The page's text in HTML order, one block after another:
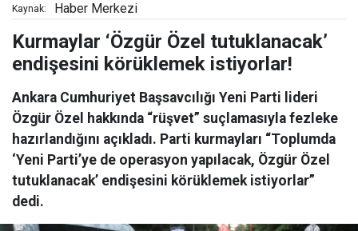
Kaynak: Haber Merkezi
Kurmaylar ‘Özgür Özel tutuklanacak’
endişesini körüklemek istiyorlar!
Ankara Cumhuriyet Başsavcılığı Yeni Parti lideri
Özgür Özel hakkında “rüşvet” suçlamasıyla fezleke
hazırlandığını açıkladı. Parti kurmayları “Toplumda
‘Yeni Parti’ye de operasyon yapılacak, Özgür Özel
tutuklanacak’ endişesini körüklemek istiyorlar”
dedi.